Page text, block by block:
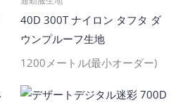
40D 300T ナイロン タフタ ダ
ウンプルーフ生地
1200メートル(最小オーダー)